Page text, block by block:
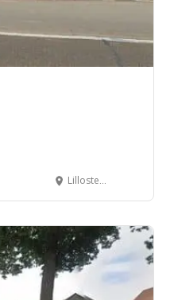
Lillosteenweg 50, 3530 Houthalen-Helchteren